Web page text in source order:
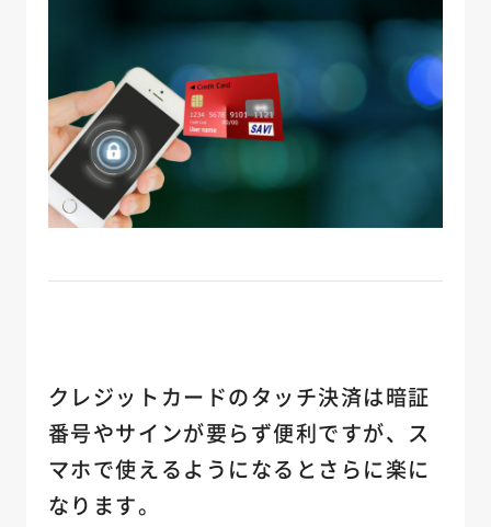
クレジットカードのタッチ決済は暗証
番号やサインが要らず便利ですが、ス
マホで使えるようになるとさらに楽に
なります。